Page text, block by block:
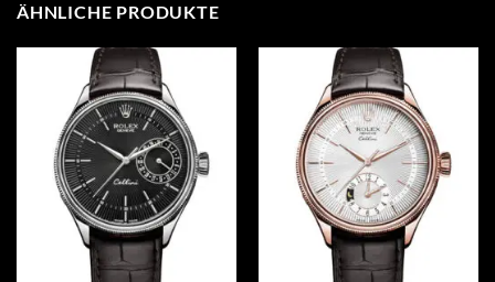
ÄHNLICHE PRODUKTE